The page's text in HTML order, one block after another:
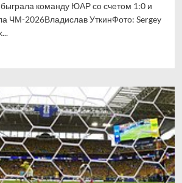
команду ЮАР со счетом 1:0 и
ЧМ-2026Владислав УткинФото: Sergey